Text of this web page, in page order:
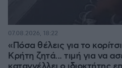
«Πόσα θέλεις για το
Κρήτη ζητά... τιμή για να
07.08.2026, 18:22